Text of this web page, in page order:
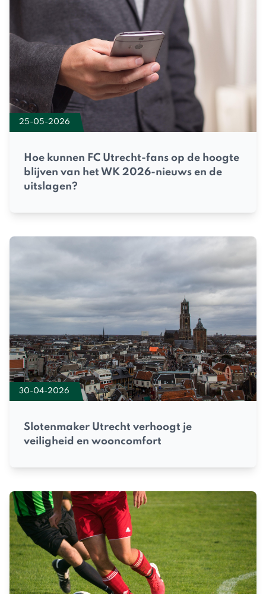
25-05-2026
Hoe kunnen FC Utrecht-fans op de hoogte
blijven van het WK 2026-nieuws en de
uitslagen?
30-04-2026
Slotenmaker Utrecht verhoogt je
veiligheid en wooncomfort